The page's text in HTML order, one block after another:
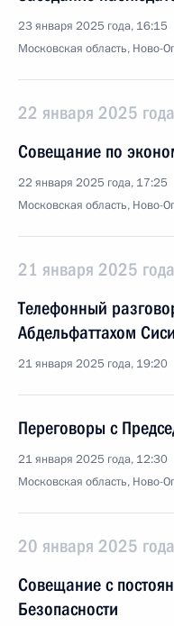
23 января 2025 года, 16:15
Московская область, Ново-
22 января 2025
Совещание по
22 января 2025 года, 17:25
Московская область, Ново-
21 января 2025
Телефонный
Абдельфаттахом Сиси
21 января 2025 года, 19:20
Переговоры с
21 января 2025 года, 12:30
Московская область, Ново-
20 января 2025
Совещание с
Безопасности